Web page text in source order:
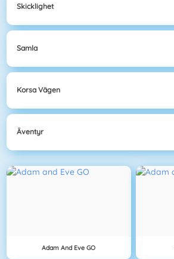
Skicklighet
Samla
Korsa Vägen
Äventyr
Adam And Eve GO